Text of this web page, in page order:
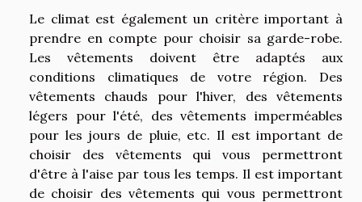
Le climat est également un critère important à
prendre en compte pour choisir sa garde-robe.
Les vêtements doivent être adaptés aux
conditions climatiques de votre région. Des
vêtements chauds pour l'hiver, des vêtements
légers pour l'été, des vêtements imperméables
pour les jours de pluie, etc. Il est important de
choisir des vêtements qui vous permettront
d'être à l'aise par tous les temps. Il est important
de choisir des vêtements qui vous permettront